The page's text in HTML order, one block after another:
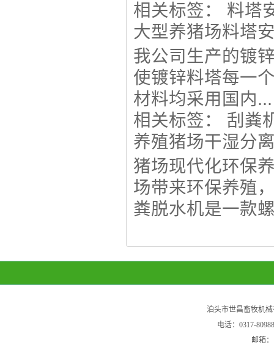
相关标签：
料塔
大型养猪场料塔
我公司生产的镀
使镀锌料塔每一
材料均采用国内...
相关标签：
刮粪
养殖猪场干湿分
猪场现代化环保
场带来环保养殖
粪脱水机是一款
泊头市世昌畜牧机
电话：0317-
邮箱